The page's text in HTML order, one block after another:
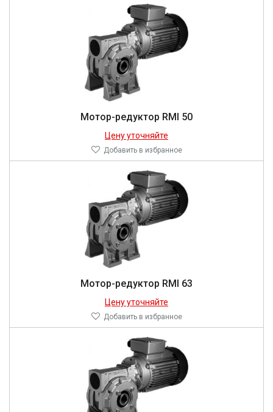
Мотор-редуктор RMI 50
Цену уточняйте
Добавить в избранное
Мотор-редуктор RMI 63
Цену уточняйте
Добавить в избранное